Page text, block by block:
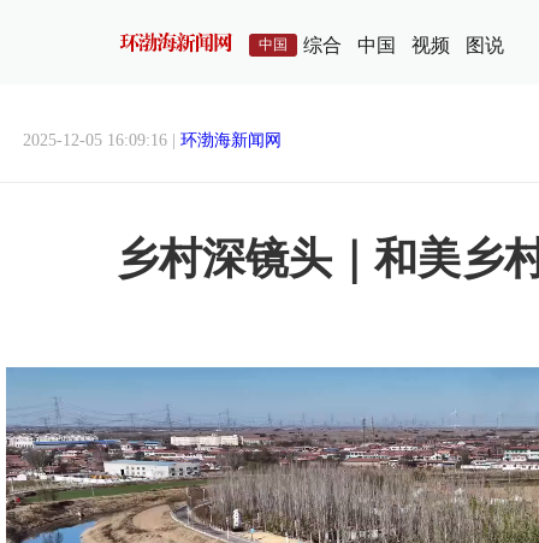
中国 综合 中国 视频 图说
2025-12-05 16:09:16 | 环渤海新闻网
乡村深镜头｜和美乡